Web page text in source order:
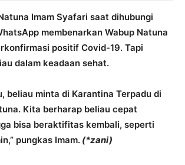
Imam Syafari saat dihubungi
membenarkan Wabup Natuna
positif Covid-19. Tapi
dalam keadaan sehat.
beliau minta di Karantina Terpadu di
Kita berharap beliau cepat
bisa beraktifitas kembali, seperti
pungkas Imam. (*zani)